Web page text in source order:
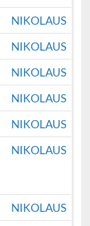
NIKOLAUS
NIKOLAUS
NIKOLAUS
NIKOLAUS
NIKOLAUS
NIKOLAUS
NIKOLAUS